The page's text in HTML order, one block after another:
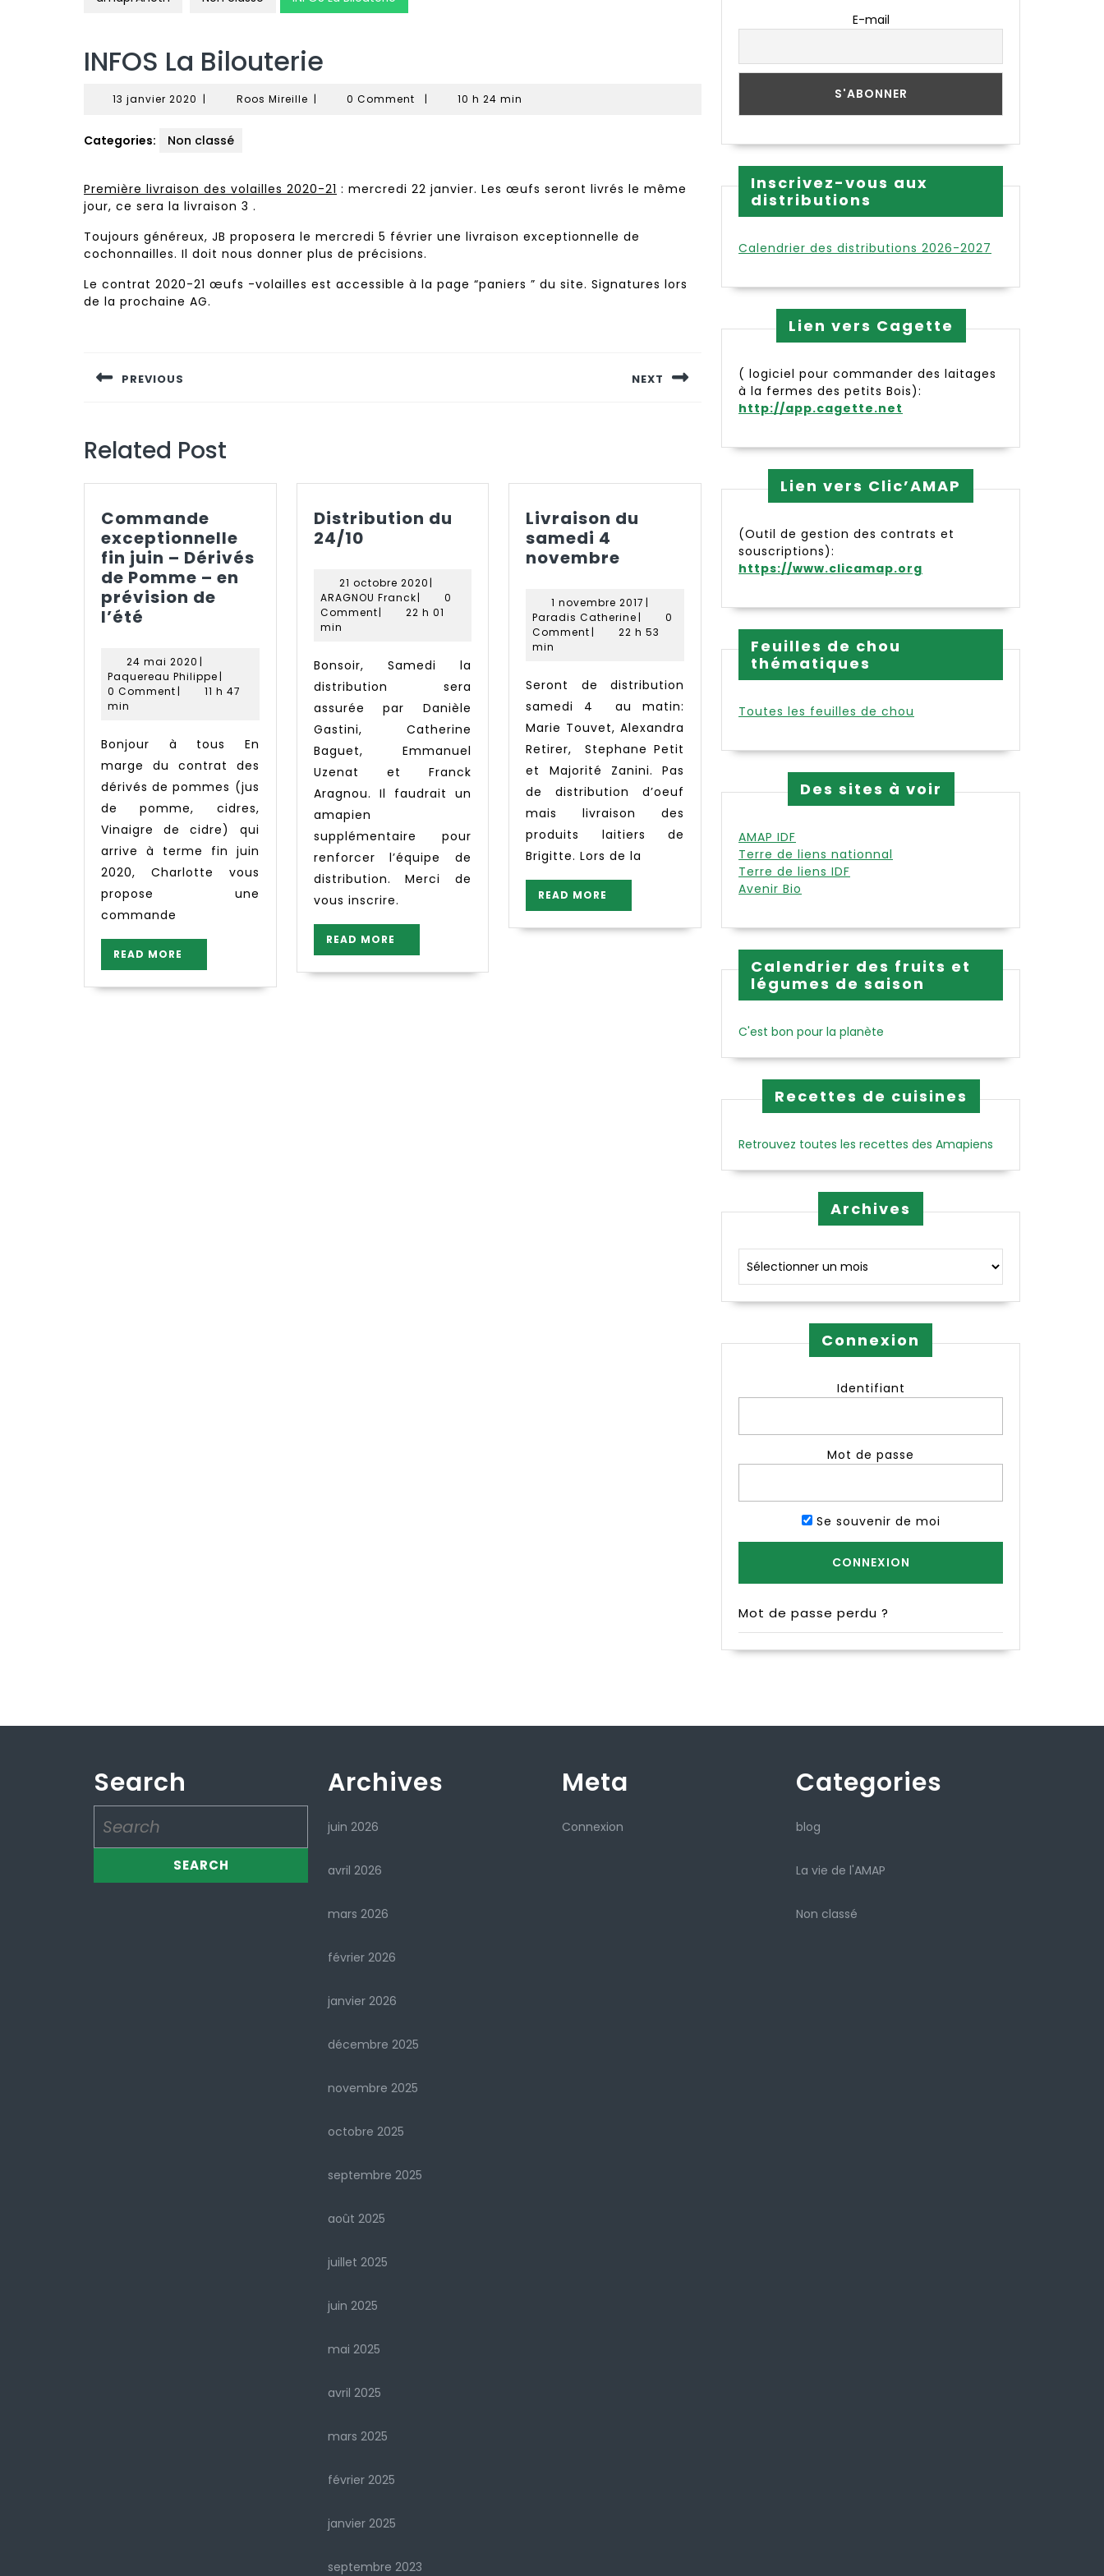
INFOS La Bilouterie
13 janvier 2020 13| Roos MireilleRoos
| 0 Comment | 10 h 24 min
Categories: Non classé
Première livraison des volailles 2020-21 : mercredi 22 janvier. Les œufs seront livrés le même
jour, ce sera la livraison 3 .
Toujours généreux, JB proposera le mercredi 5 février une livraison exceptionnelle de
cochonnailles. Il doit nous donner plus de précisions.
Le contrat 2020-21 œufs -volailles est accessible à la page “paniers ” du site. Signatures lors
de la prochaine AG.
de PREVIOUS NEXT
Related Post
Commande
exceptionnelle
fin juin – Dérivés
de Pomme – en
prévision de
l’été
fin
juin
–
Pomme
–
en
prévision
de
l’été
24 mai 2020 24
mai
2020
|
Paquereau PhilippePaquereau
Philippe
|
0 Comment |
11 h 47
min
Bonjour à tous En
marge du contrat des
dérivés de pommes (jus
de pomme, cidres,
Vinaigre de cidre) qui
arrive à terme fin juin
2020, Charlotte vous
propose une
commande
READ MORE
MORE
Distribution du
24/10Distribution
24/10
21 octobre 202021
octobre
2020
|
ARAGNOU FranckARAGNOU
Franck
|
0
Comment|
22 h 01
min
Bonsoir, Samedi la
distribution sera
assurée par Danièle
Gastini, Catherine
Baguet, Emmanuel
Uzenat et Franck
Aragnou. Il faudrait un
amapien
supplémentaire pour
renforcer l’équipe de
distribution. Merci de
vous inscrire.
READ MORE
MORE
Livraison du
samedi 4
novembre
samedi
4
novembre
1 novembre 2017 1
novembre
2017
|
Paradis CatherineParadis
Catherine
|
0
Comment |
22 h 53
min
Seront de distribution
samedi 4 au matin:
Marie Touvet, Alexandra
Retirer, Stephane Petit
et Majorité Zanini. Pas
de distribution d’oeuf
mais livraison des
produits laitiers de
Brigitte. Lors de la
READ MORE
MORE
E-mail
Inscrivez-vous aux
distributions
Calendrier des distributions 2026-2027
Lien vers Cagette
( logiciel pour commander des laitages
à la fermes des petits Bois):
http://app.cagette.net
Lien vers Clic’AMAP
(Outil de gestion des contrats et
souscriptions):
https://www.clicamap.org
Feuilles de chou
thématiques
Toutes les feuilles de chou
Des sites à voir
AMAP IDF
Terre de liens nationnal
Terre de liens IDF
Avenir Bio
Calendrier des fruits et
légumes de saison
C'est bon pour la planète
Recettes de cuisines
Retrouvez toutes les recettes des Amapiens
Archives
Connexion
Identifiant
Mot de passe
Se souvenir de moi
Mot de passe perdu ?
Search
for:
Archives
juin 2026
avril 2026
mars 2026
février 2026
janvier 2026
décembre 2025
novembre 2025
octobre 2025
septembre 2025
août 2025
juillet 2025
juin 2025
mai 2025
avril 2025
mars 2025
février 2025
janvier 2025
septembre 2023
Meta
Connexion
Categories
blog
La vie de l'AMAP
Non classé